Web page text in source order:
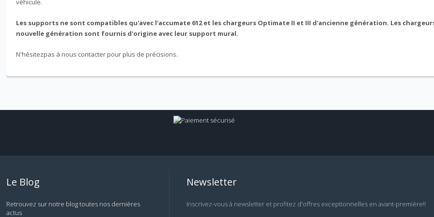
Les supports ne sont compatibles qu'avec l'accumate 612 et les chargeurs Optimate II et III d'ancienne génération. Les
nouvelle génération sont fournis d'origine avec leur support mural.
N'hésitezpas à nous contacter pour plus de précisions.
Le Blog
Retrouvez sur notre blog toutes nos dernières
actus
Newsletter
Inscrivez-vous à newsletter et profitez d'offres exceptionnelles en avant-première!!